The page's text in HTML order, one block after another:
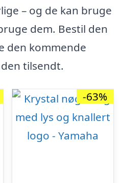
– og de kan bruge
dem. Bestil den
den kommende
tilsendt.
-63%